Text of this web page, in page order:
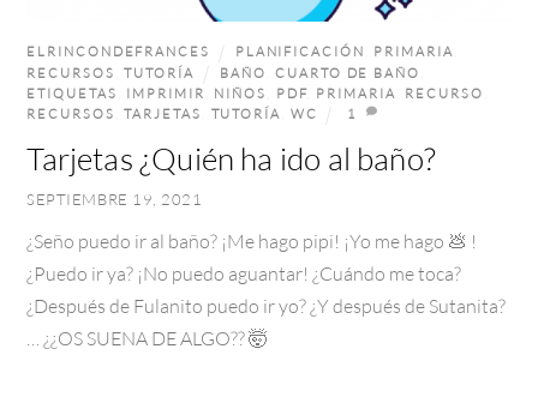
SEPTIEMBRE 19, 2021
Tarjetas ¿Quién ha ido al baño?
ELRINCONDEFRANCES PLANIFICACIÓN PRIMARIA
RECURSOS
,TUTORÍA BAÑO ,CUARTO DE BAÑO
ETIQUETAS
IMPRIMIR NIÑOS PDF, PRIMARIA RECURSO
RECURSOS
,TARJETAS TUTORÍA WC 1
¿Seño puedo ir al baño? ¡Me hago pipi! ¡Yo me hago 💩 !
¿Puedo ir ya? ¡No puedo aguantar! ¿Cuándo me toca?
¿Después de Fulanito puedo ir yo? ¿Y después de Sutanita?
… ¿¿OS SUENA DE ALGO?? 🤯